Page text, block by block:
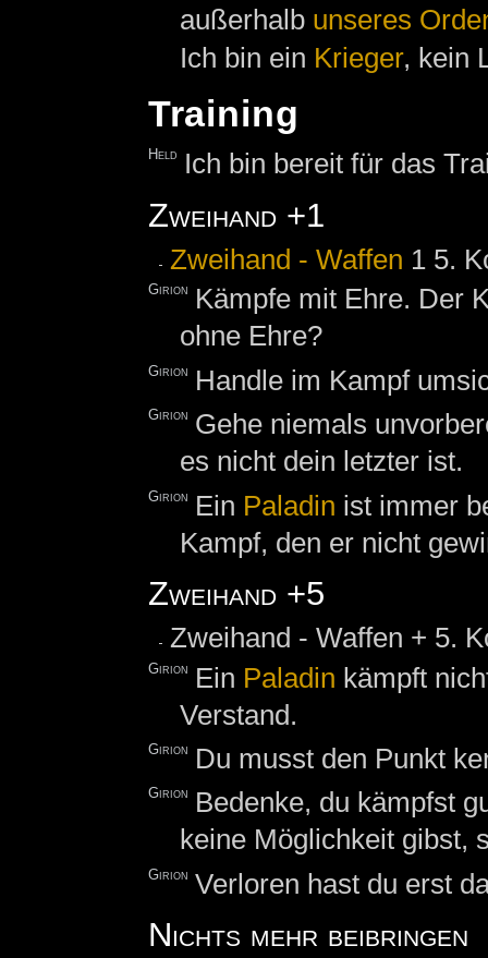
außerhalb unseres
Ich bin ein Krieger, kein
Training
Held Ich bin bereit für das
Zweihand +1
Zweihand - Waffen 1 5.
Girion
Kämpfe mit Ehre. Der
ohne Ehre?
Girion Handle im Kampf
Girion Gehe niemals
es nicht dein letzter ist.
Girion Ein Paladin ist immer
Kampf, den er nicht
Zweihand +5
Zweihand - Waffen + 5.
Girion Ein Paladin kämpft
Verstand.
Girion Du musst den Punkt
Girion
Bedenke, du kämpfst
keine Möglichkeit gibst,
Girion Verloren hast du erst
Nichts mehr beibringen